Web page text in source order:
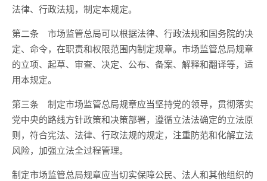
法律、行政法规，制定本规定。
第二条 市场监管总局可以根据法律、行政法规和国务院的决
定、命令，在职责和权限范围内制定规章。市场监管总局规章
的立项、起草、审查、决定、公布、备案、解释和翻译等，适
用本规定。
第三条 制定市场监管总局规章应当坚持党的领导，贯彻落实
党中央的路线方针政策和决策部署，遵循立法法确定的立法原
则，符合宪法、法律、行政法规的规定，注重防范和化解立法
风险，加强立法全过程管理。
制定市场监管总局规章应当切实保障公民、法人和其他组织的